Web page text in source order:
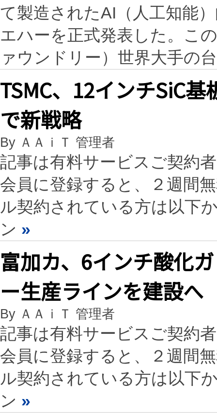
て製造されたAI（人工知能
エハーを正式発表した。こ
ァウンドリー）世界大手の
TSMC、12インチSiC
で新戦略
By ＡＡｉＴ 管理者
記事は有料サービスご契約
会員に登録すると、２週間
ル契約されている方は以下
ン »
富加カ、6インチ酸化
ー生産ラインを建設へ
By ＡＡｉＴ 管理者
記事は有料サービスご契約
会員に登録すると、２週間
ル契約されている方は以下
ン »